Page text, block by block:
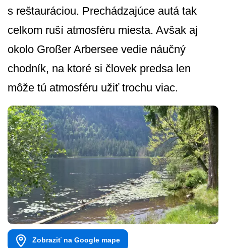
s reštauráciou. Prechádzajúce autá tak
celkom ruší atmosféru miesta. Avšak aj
okolo Großer Arbersee vedie náučný
chodník, na ktoré si človek predsa len
môže tú atmosféru užiť trochu viac.
Zobraziť na Google mape